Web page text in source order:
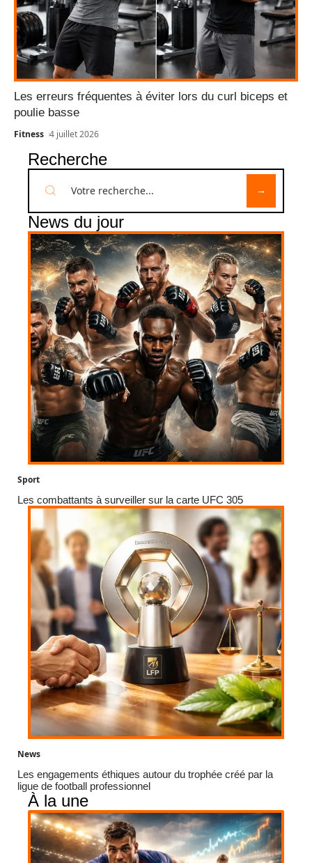
Les erreurs fréquentes à éviter lors du curl biceps et
poulie basse
Fitness 4 juillet 2026
Recherche
News du jour
Sport
Les combattants à surveiller sur la carte UFC 305
News
Les engagements éthiques autour du trophée créé par la
ligue de football professionnel
À la une